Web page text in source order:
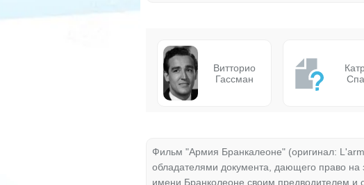
Витторио
Гассман
Фильм "Армия Бранкалеоне" (оригинал:
обладателями документа, дающего право
имени Бранколеоне своим предводителем и